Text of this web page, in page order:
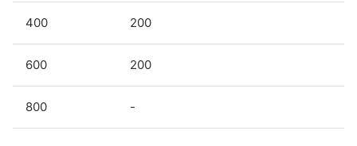
400 200
600 200
800 -